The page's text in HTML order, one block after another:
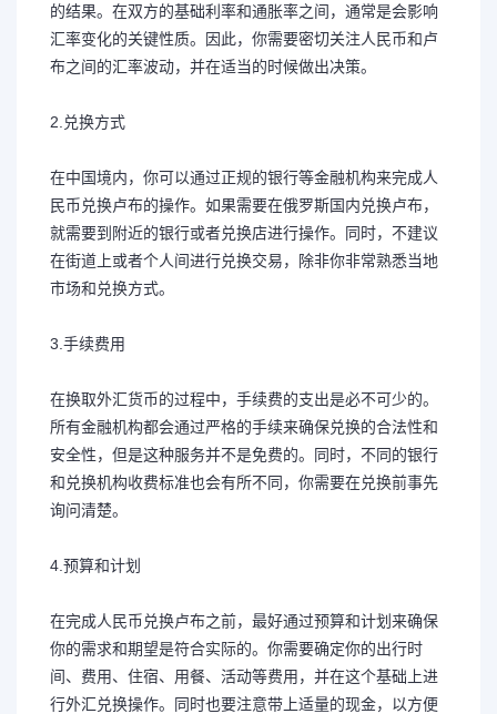
的结果。在双方的基础利率和通胀率之间，通常是会影响
汇率变化的关键性质。因此，你需要密切关注人民币和卢
布之间的汇率波动，并在适当的时候做出决策。
2.兑换方式
在中国境内，你可以通过正规的银行等金融机构来完成人
民币兑换卢布的操作。如果需要在俄罗斯国内兑换卢布，
就需要到附近的银行或者兑换店进行操作。同时，不建议
在街道上或者个人间进行兑换交易，除非你非常熟悉当地
市场和兑换方式。
3.手续费用
在换取外汇货币的过程中，手续费的支出是必不可少的。
所有金融机构都会通过严格的手续来确保兑换的合法性和
安全性，但是这种服务并不是免费的。同时，不同的银行
和兑换机构收费标准也会有所不同，你需要在兑换前事先
询问清楚。
4.预算和计划
在完成人民币兑换卢布之前，最好通过预算和计划来确保
你的需求和期望是符合实际的。你需要确定你的出行时
间、费用、住宿、用餐、活动等费用，并在这个基础上进
行外汇兑换操作。同时也要注意带上适量的现金，以方便